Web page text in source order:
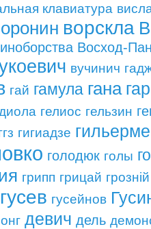
клавиатура
ворскла
Восход-
вучинич
гай гамула гана
гелиос гельзин
гигиадзе гильерме
голодюк голы
грипп грицай грозній
гусев гусейнов
девич дель